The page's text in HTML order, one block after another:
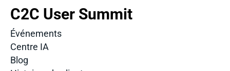
C2C User Summit
Événements
Centre IA
Blog